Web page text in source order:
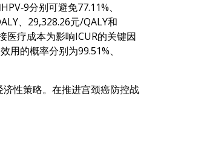
分别可避免77.11%、
、29,328.26元/QALY和
医疗成本为影响ICUR的关键因
用的概率分别为99.51%、
济性策略。在推进宫颈癌防控战